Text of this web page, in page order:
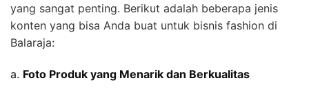
yang sangat penting. Berikut adalah beberapa jenis
konten yang bisa Anda buat untuk bisnis fashion di
Balaraja:
a. Foto Produk yang Menarik dan Berkualitas